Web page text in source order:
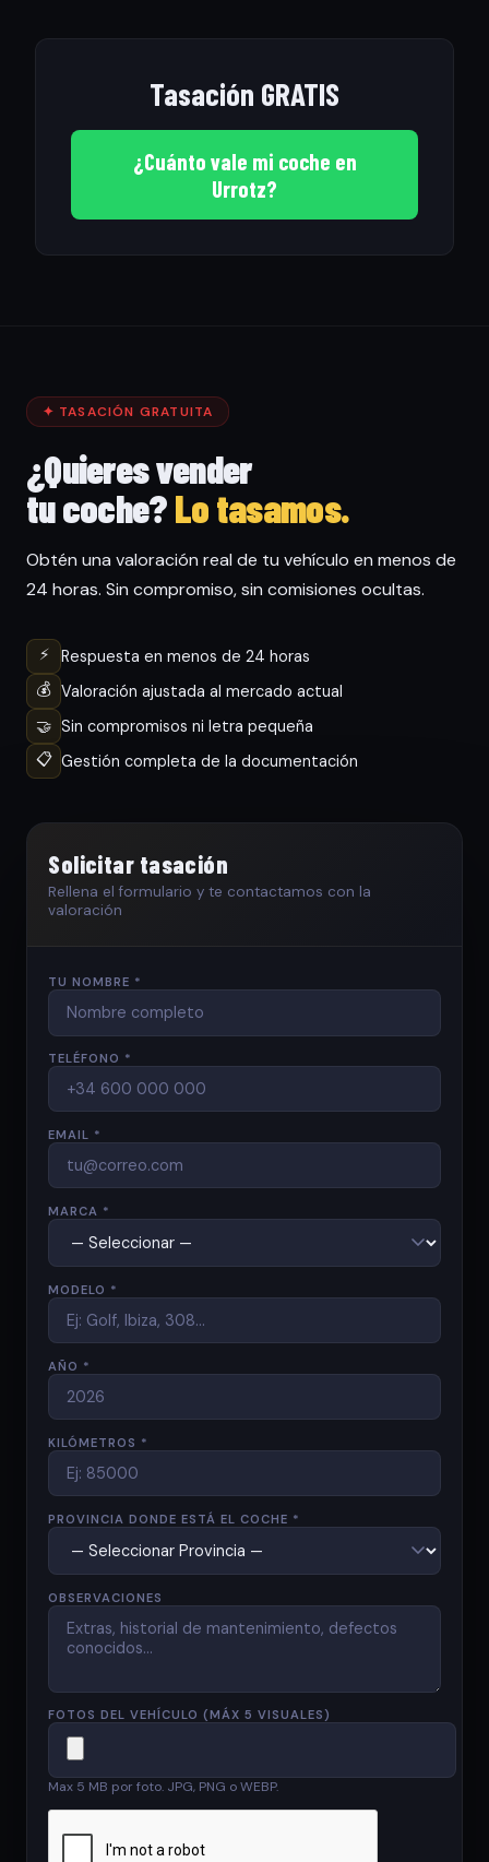
Tasación GRATIS
¿Cuánto vale mi coche en
Urrotz?
✦ TASACIÓN GRATUITA
¿Quieres vender
tu coche?Lo tasamos.
Obtén una valoración real de tu vehículo en menos de
24 horas. Sin compromiso, sin comisiones ocultas.
⚡
Respuesta en menos de 24 horas
💰 Valoración ajustada al mercado actual
🤝 Sin compromisos ni letra pequeña
📋 Gestión completa de la documentación
Solicitar tasación
Rellena el formulario y te contactamos con la
valoración
TU NOMBRE *
TELÉFONO *
EMAIL *
MARCA *
MODELO *
AÑO *
KILÓMETROS *
PROVINCIA DONDE ESTÁ EL COCHE *
OBSERVACIONES
FOTOS DEL VEHÍCULO (MÁX 5 VISUALES)
Max 5 MB por foto. JPG, PNG o WEBP.